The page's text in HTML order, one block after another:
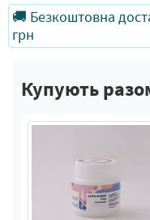
🚚 Безкоштовна
грн
Купують